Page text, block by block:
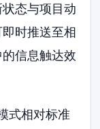
态与项目动
时推送至相
信息触达效
式相对标准